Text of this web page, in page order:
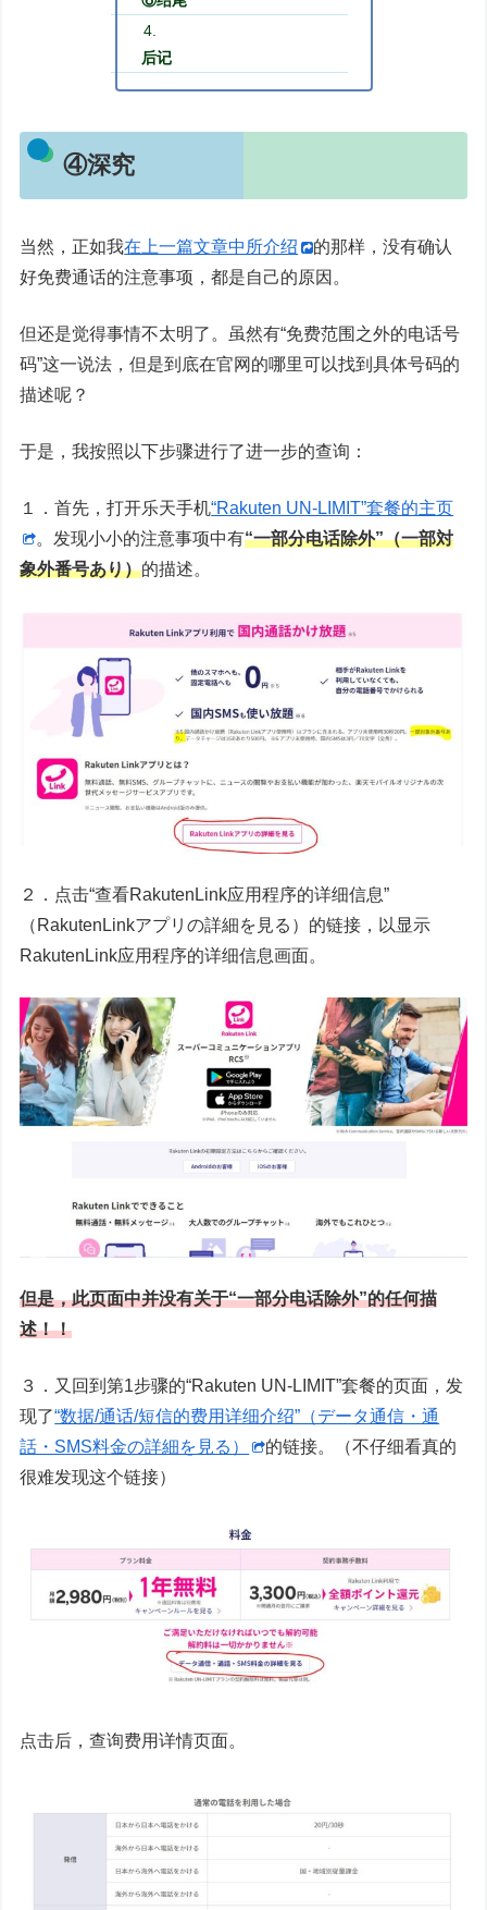
后记
④深究
当然，正如我在上一篇文章中所介绍
的那样，没有确认
好免费通话的注意事项，都是自己的原因。
但还是觉得事情不太明了。虽然有“免费范围之外的电话号
码”这一说法，但是到底在官网的哪里可以找到具体号码的
描述呢？
于是，我按照以下步骤进行了进一步的查询：
１．首先，打开乐天手机“Rakuten UN-LIMIT”套餐的主页
。发现小小的注意事项中有“一部分电话除外”（一部対
象外番号あり）的描述。
２．点击“查看RakutenLink应用程序的详细信息”
（RakutenLinkアプリの詳細を見る）的链接，以显示
RakutenLink应用程序的详细信息画面。
但是，此页面中并没有关于“一部分电话除外”的任何描
述！！
３．又回到第1步骤的“Rakuten UN-LIMIT”套餐的页面，发
现了“数据/通话/短信的费用详细介绍”（データ通信・通
話・SMS料金の詳細を見る）
的链接。（不仔细看真的
很难发现这个链接）
点击后，查询费用详情页面。